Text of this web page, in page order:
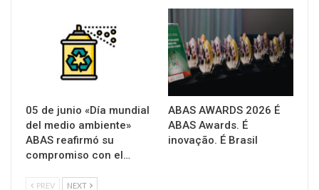
05 de junio «Día mundial
del medio ambiente»
ABAS reafirmó su
compromiso con el…
ABAS AWARDS 2026 É
ABAS Awards. É
inovação. É Brasil
PREV NEXT